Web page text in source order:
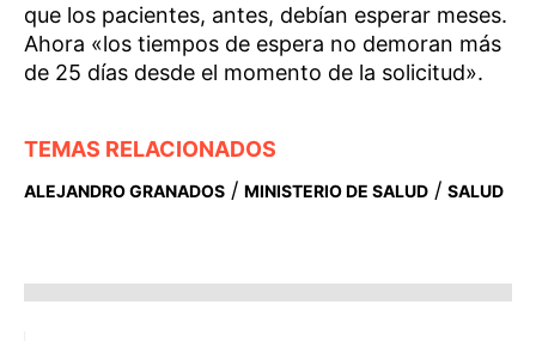
que los pacientes, antes, debían esperar meses.
Ahora «los tiempos de espera no demoran más
de 25 días desde el momento de la solicitud».
TEMAS RELACIONADOS
ALEJANDRO GRANADOS / MINISTERIO DE SALUD / SALUD